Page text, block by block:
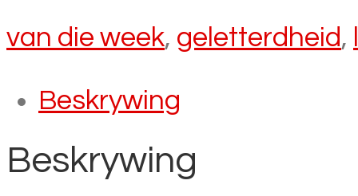
van die week, geletterdheid,
Beskrywing
Beskrywing